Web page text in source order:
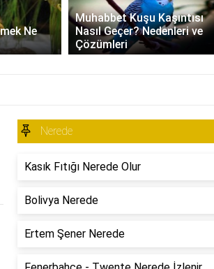
ve
Edamame Nedir? Faydaları,
Tüketimi ve Tarif Önerileri
Nerede
Kasık Fıtığı Nerede Olur
Bolivya Nerede
Ertem Şener Nerede